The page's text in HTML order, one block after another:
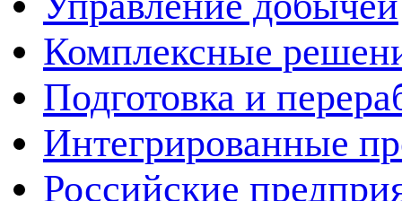
Комплексные
Подготовка и
Интегрированные
Российские